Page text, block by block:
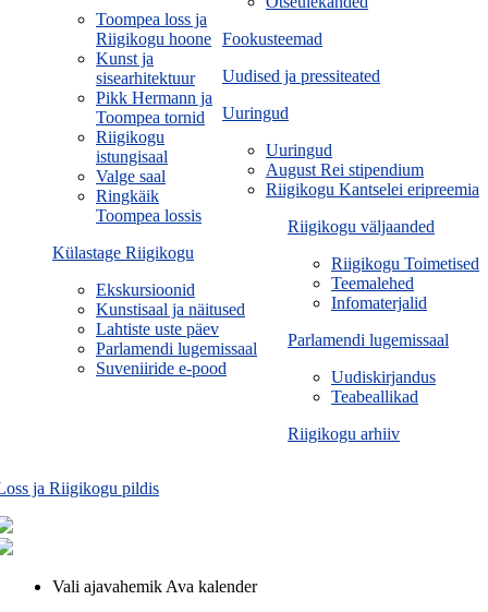
Fookusteemad
Uudised ja pressiteated
Uuringud
Uuringud
August Rei stipendium
Riigikogu Kantselei eripreemia
Riigikogu väljaanded
Riigikogu Toimetised
Teemalehed
Infomaterjalid
Parlamendi lugemissaal
Uudiskirjandus
Teabeallikad
Riigikogu arhiiv
Toompea loss ja
Riigikogu hoone
Kunst ja
sisearhitektuur
Pikk Hermann ja
Toompea tornid
Riigikogu
istungisaal
Valge saal
Ringkäik
Toompea lossis
Külastage Riigikogu
Ekskursioonid
Kunstisaal ja näitused
Lahtiste uste päev
Parlamendi lugemissaal
Suveniiride e-pood
ja Riigikogu pildis
Vali ajavahemik Ava kalender